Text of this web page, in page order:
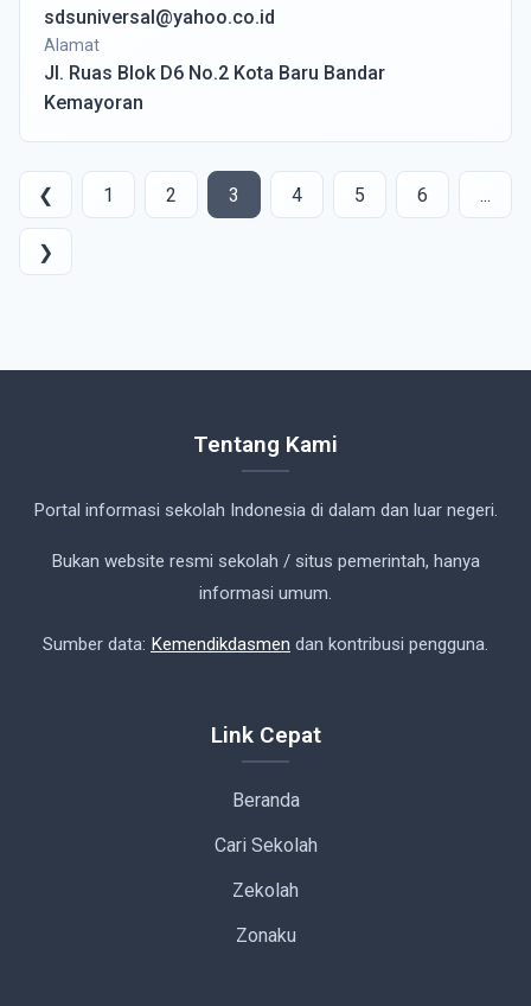
sdsuniversal@yahoo.co.id
Alamat
Jl. Ruas Blok D6 No.2 Kota Baru Bandar
Kemayoran
❮ 1 2 3 4 5 6 ...
❯
Tentang Kami
Portal informasi sekolah Indonesia di dalam dan luar negeri.
Bukan website resmi sekolah / situs pemerintah, hanya
informasi umum.
Sumber data: Kemendikdasmen dan kontribusi pengguna.
Link Cepat
Beranda
Cari Sekolah
Zekolah
Zonaku